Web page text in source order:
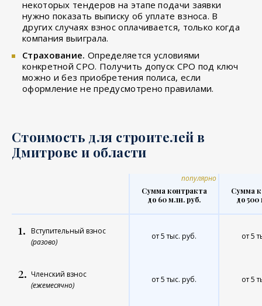
некоторых тендеров на этапе подачи заявки
нужно показать выписку об уплате взноса. В
других случаях взнос оплачивается, только когда
компания выиграла.
Страхование. Определяется условиями
конкретной СРО. Получить допуск СРО под ключ
можно и без приобретения полиса, если
оформление не предусмотрено правилами.
Стоимость для строителей в
Дмитрове и области
Сумма контракта
до 60 млн. руб.
популярно
Сумма
до
1. Вступительный взнос
(разово)
от 5 тыс. руб. от 5
2. Членский взнос
(ежемесячно)
от 5 тыс. руб. от 5